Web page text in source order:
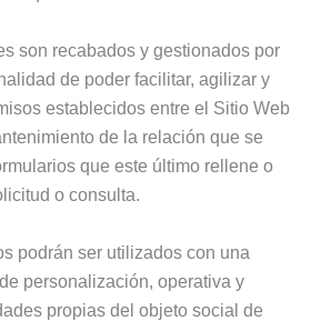
son recabados y gestionados por
de poder facilitar, agilizar y
establecidos entre el Sitio Web
de la relación que se
que este último rellene o
o consulta.
podrán ser utilizados con una
personalización, operativa y
propias del objeto social de